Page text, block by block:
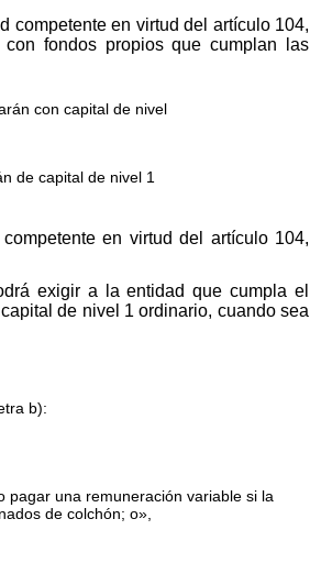
en virtud del artículo 104,
fondos propios que cumplan las
con capital de nivel
de capital de nivel 1
en virtud del artículo 104,
exigir a la entidad que cumpla el
de nivel 1 ordinario, cuando sea
b):
pagar una remuneración variable si la
de colchón; o»,